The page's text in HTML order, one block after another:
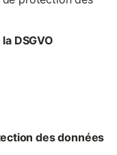
DSGVO
des données